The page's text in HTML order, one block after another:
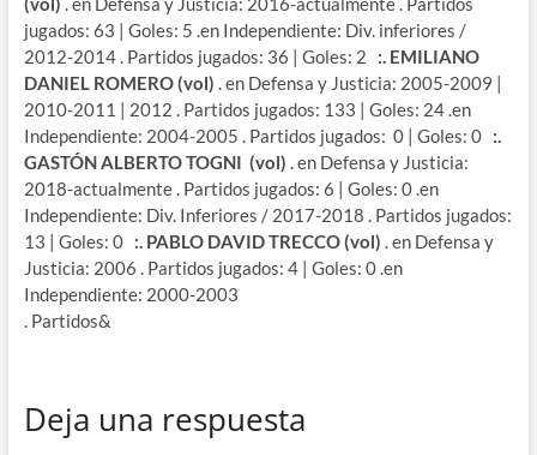
jugados: 63 | Goles: 5 .en Independiente: Div. inferiores /
2012-2014 . Partidos jugados: 36 | Goles: 2 :. EMILIANO
DANIEL ROMERO (vol) . en Defensa y Justicia: 2005-2009 |
2010-2011 | 2012 . Partidos jugados: 133 | Goles: 24 .en
Independiente: 2004-2005 . Partidos jugados: 0 | Goles: 0 :.
GASTÓN ALBERTO TOGNI (vol) . en Defensa y Justicia:
2018-actualmente . Partidos jugados: 6 | Goles: 0 .en
Independiente: Div. Inferiores / 2017-2018 . Partidos jugados:
13 | Goles: 0 :. PABLO DAVID TRECCO (vol) . en Defensa y
Justicia: 2006 . Partidos jugados: 4 | Goles: 0 .en
Independiente: 2000-2003
. Partidos&
Deja una respuesta